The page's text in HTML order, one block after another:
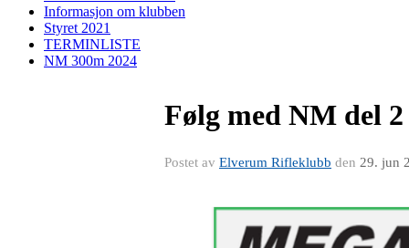
Informasjon om klubben
Styret 2021
TERMINLISTE
NM 300m 2024
Følg med NM del 2
Postet av Elverum Rifleklubb den 29. jun